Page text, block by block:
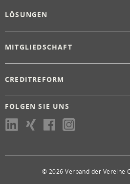
LÖSUNGEN
MITGLIEDSCHAFT
CREDITREFORM
FOLGEN SIE UNS
© 2026 Verband der Vereine